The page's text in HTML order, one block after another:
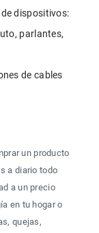
dispositivos:
parlantes,
de cables
un producto
a diario todo
a un precio
en tu hogar o
quejas,